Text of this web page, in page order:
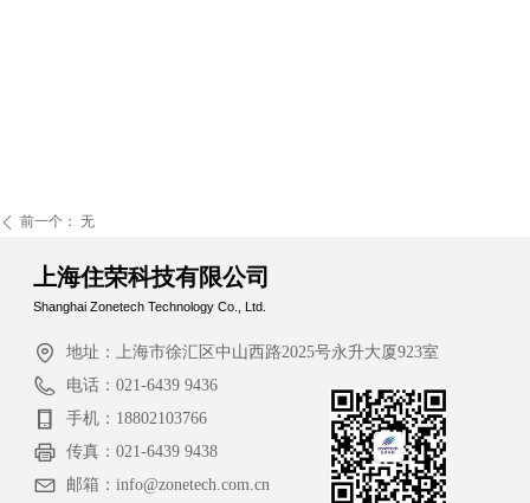
ꄴ 前一个： 无
上海住荣科技有限公司
Shanghai Zonetech Technology Co., Ltd.
地址： 上海市徐汇区中山西路2025号永升大厦923室
电话： 021-6439 9436
手机： 18802103766
传真： 021-6439 9438
邮箱： info@zonetech.com.cn